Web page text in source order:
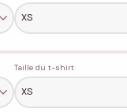
Taille du t-shirt